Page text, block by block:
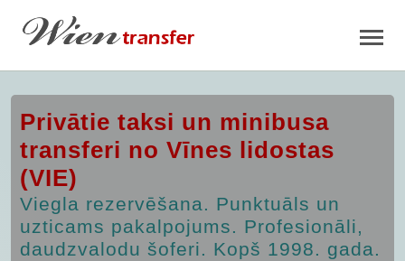
Privātie taksi un minibusa
transferi no Vīnes lidostas
(VIE)
Viegla rezervēšana. Punktuāls un
uzticams pakalpojums. Profesionāli,
daudzvalodu šoferi. Kopš 1998. gada.